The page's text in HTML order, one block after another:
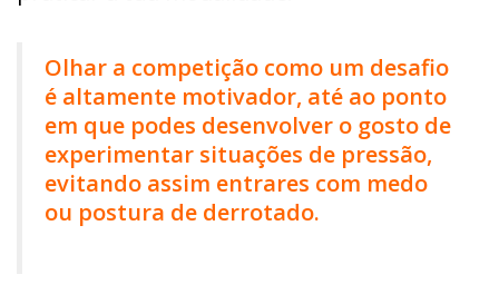
Olhar a competição como um desafio
é altamente motivador, até ao ponto
em que podes desenvolver o gosto de
experimentar situações de pressão,
evitando assim entrares com medo
ou postura de derrotado.